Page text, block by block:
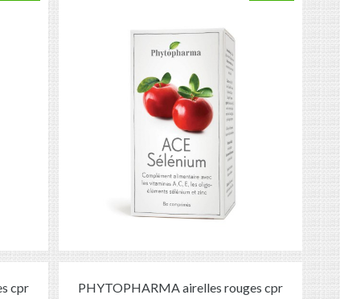
cpr
PHYTOPHARMA airelles rouges cpr